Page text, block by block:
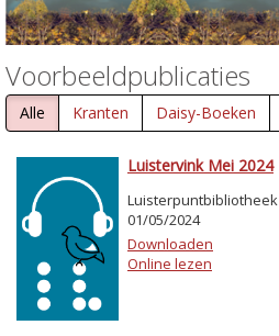
Voorbeeldpublicaties
Alle Kranten Daisy-Boeken
Luistervink Mei 2024
Luisterpuntbibliotheek
01/05/2024
Downloaden
Online lezen